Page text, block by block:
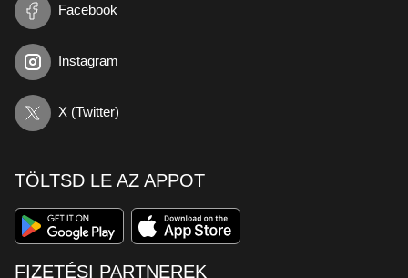
Facebook
Instagram
X (Twitter)
TÖLTSD LE AZ APPOT
FIZETÉSI PARTNEREK